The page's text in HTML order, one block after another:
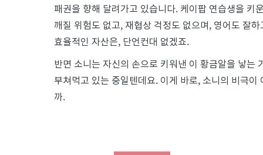
패권을 향해 달려가고 있습니다. 케이팝 연습생을 키
깨질 위험도 없고, 재협상 걱정도 없으며, 영어도 잘
효율적인 자산은, 단언컨대 없겠죠.
반면 소니는 자신의 손으로 키워낸 이 황금알을 낳는
부쳐먹고 있는 중일텐데요. 이게 바로, 소니의 비극
까.